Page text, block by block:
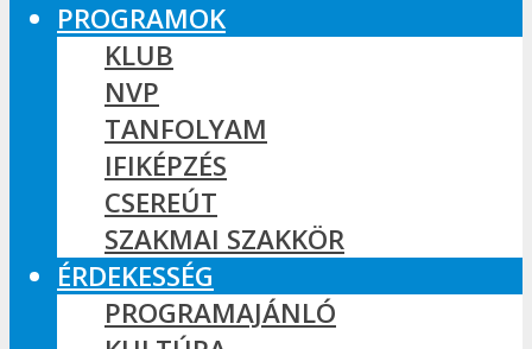
PROGRAMOK
KLUB
NVP
TANFOLYAM
IFIKÉPZÉS
CSEREÚT
SZAKMAI SZAKKÖR
ÉRDEKESSÉG
PROGRAMAJÁNLÓ